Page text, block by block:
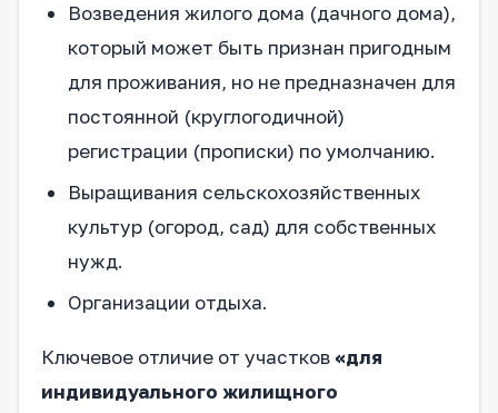
Возведения жилого дома (дачного дома),
который может быть признан пригодным
для проживания, но не предназначен для
постоянной (круглогодичной)
регистрации (прописки) по умолчанию.
Выращивания сельскохозяйственных
культур (огород, сад) для собственных
нужд.
Организации отдыха.
Ключевое отличие от участков «для
индивидуального жилищного